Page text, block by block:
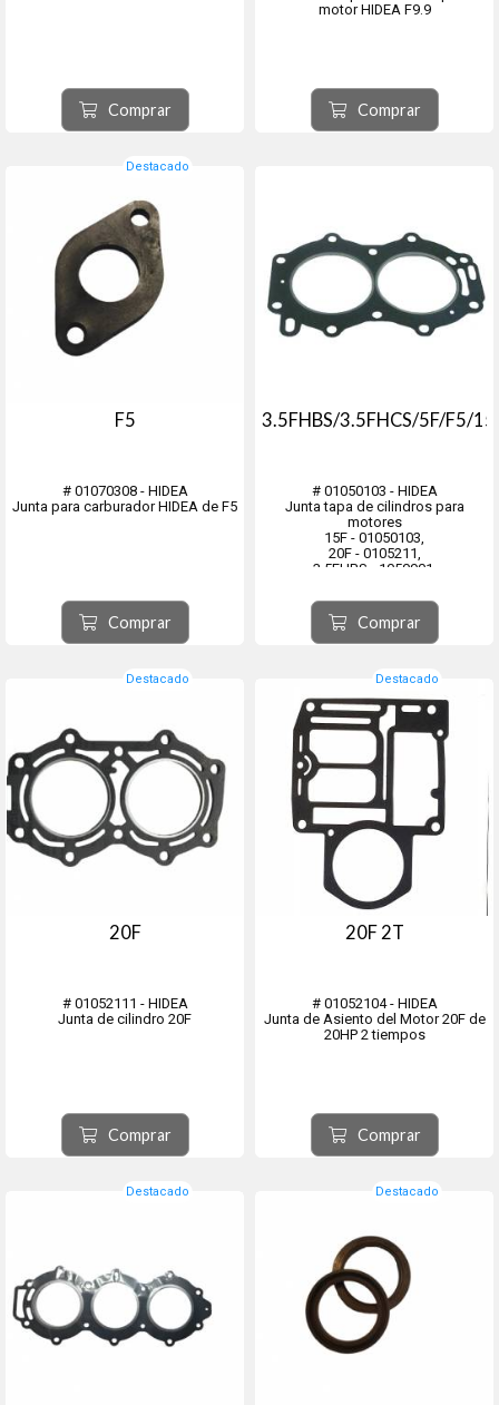
Comprar
motor HIDEA F9.9
Comprar
Destacado
F5
# 01070308 - HIDEA
Junta para carburador HIDEA de F5
Comprar
3.5FHBS/3.5FHCS/5F/F5/
# 01050103 - HIDEA
Junta tapa de cilindros para
motores
15F - 01050103,
20F - 0105211,
3.5FHBS - 1050901,
5F - 01051408,
F15 - 1050231,
F5 - 01050323
Comprar
Destacado
20F
# 01052111 - HIDEA
Junta de cilindro 20F
Comprar
Destacado
20F 2T
# 01052104 - HIDEA
Junta de Asiento del Motor 20F de
20HP 2 tiempos
Comprar
Destacado Destacado